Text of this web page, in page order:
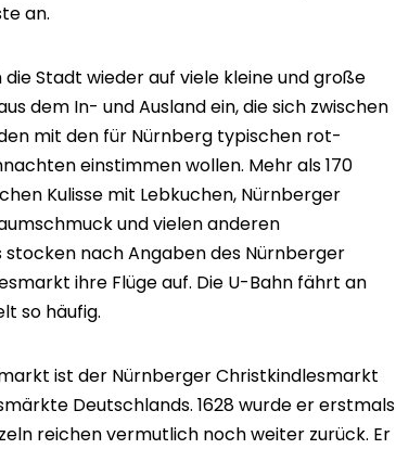
an.
Stadt wieder auf viele kleine und große
dem In- und Ausland ein, die sich zwischen
mit den für Nürnberg typischen rot-
einstimmen wollen. Mehr als 170
Kulisse mit Lebkuchen, Nürnberger
und vielen anderen
stocken nach Angaben des Nürnberger
ihre Flüge auf. Die U-Bahn fährt an
so häufig.
ist der Nürnberger Christkindlesmarkt
Deutschlands. 1628 wurde er erstmals
reichen vermutlich noch weiter zurück. Er